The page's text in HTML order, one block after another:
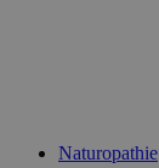
Naturopathie